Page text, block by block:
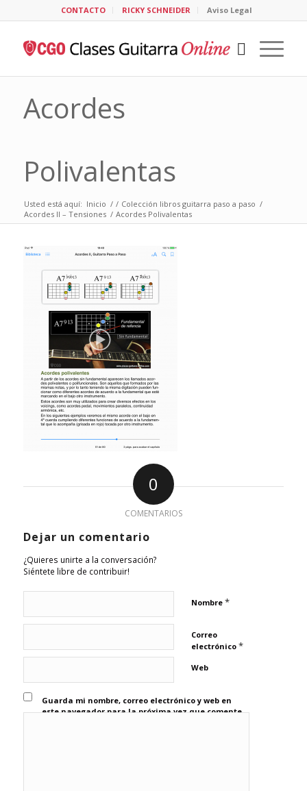
CONTACTO RICKY SCHNEIDER Aviso Legal
Acordes
Polivalentas
Usted está aquí: Inicio / / Colección libros guitarra paso a paso /
Acordes II – Tensiones / Acordes Polivalentas
0
COMENTARIOS
Dejar un comentario
¿Quieres unirte a la conversación?
Siéntete libre de contribuir!
Nombre *
Correo
electrónico *
Web
Guarda mi nombre, correo electrónico y web en
este navegador para la próxima vez que comente.